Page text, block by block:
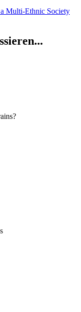
Multi-Ethnic Society